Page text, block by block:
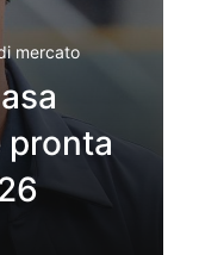
mercato
pronta